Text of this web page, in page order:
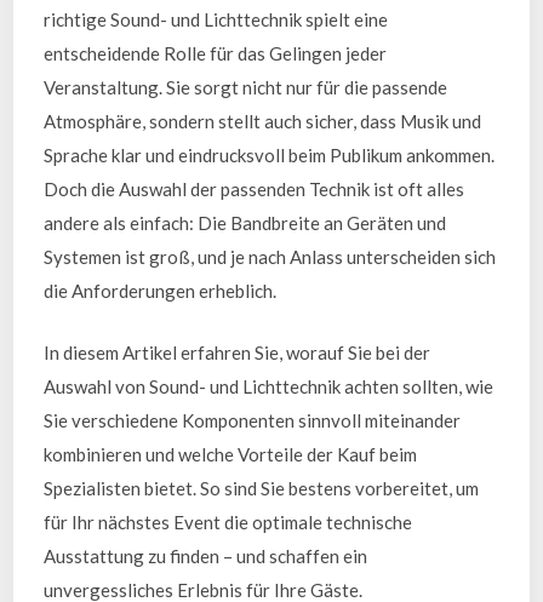
richtige Sound- und Lichttechnik spielt eine
entscheidende Rolle für das Gelingen jeder
Veranstaltung. Sie sorgt nicht nur für die passende
Atmosphäre, sondern stellt auch sicher, dass Musik und
Sprache klar und eindrucksvoll beim Publikum ankommen.
Doch die Auswahl der passenden Technik ist oft alles
andere als einfach: Die Bandbreite an Geräten und
Systemen ist groß, und je nach Anlass unterscheiden sich
die Anforderungen erheblich.
In diesem Artikel erfahren Sie, worauf Sie bei der
Auswahl von Sound- und Lichttechnik achten sollten, wie
Sie verschiedene Komponenten sinnvoll miteinander
kombinieren und welche Vorteile der Kauf beim
Spezialisten bietet. So sind Sie bestens vorbereitet, um
für Ihr nächstes Event die optimale technische
Ausstattung zu finden – und schaffen ein
unvergessliches Erlebnis für Ihre Gäste.